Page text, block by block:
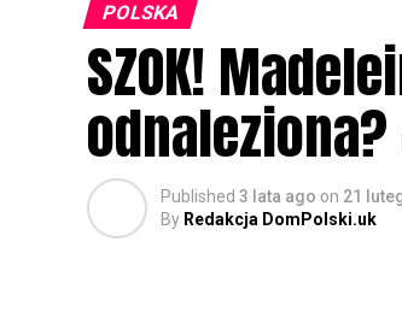
merytoryczne, można
społeczna interakcja
nieco trudniejsze w
odpowiednie narzędzia.
mogą sięgnąć do
kompetencji personalnych i
POLSKA
SZOK!
Published 3 lata ago on 21
By Redakcja DomPolski.uk